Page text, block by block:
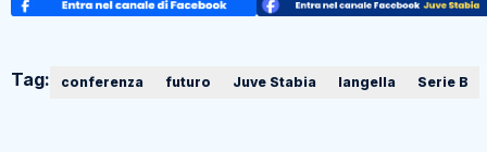
Tag: conferenza futuro Juve Stabia langella Serie B